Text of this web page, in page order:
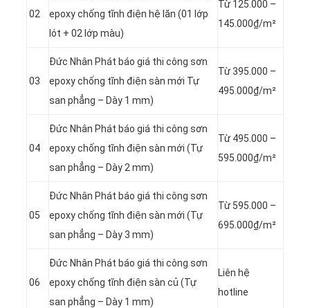
02
epoxy chống tĩnh điện hệ lăn (01 lớp
lót + 02 lớp màu)
Từ 125.000 –
145.000₫/m²
03
Đức Nhân Phát báo giá thi công sơn
epoxy chống tĩnh điện sàn mới Tự
san phẳng – Dày 1 mm)
Từ 395.000 –
495.000₫/m²
04
Đức Nhân Phát báo giá thi công sơn
epoxy chống tĩnh điện sàn mới (Tự
san phẳng – Dày 2 mm)
Từ 495.000 –
595.000₫/m²
05
Đức Nhân Phát báo giá thi công sơn
epoxy chống tĩnh điện sàn mới (Tự
san phẳng – Dày 3 mm)
Từ 595.000 –
695.000₫/m²
06
Đức Nhân Phát báo giá thi công sơn
epoxy chống tĩnh điện sàn củ (Tự
san phẳng – Dày 1 mm)
Liên hệ
hotline